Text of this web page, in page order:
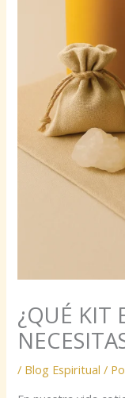
¿QUÉ KIT
/ Blog Espiritual /